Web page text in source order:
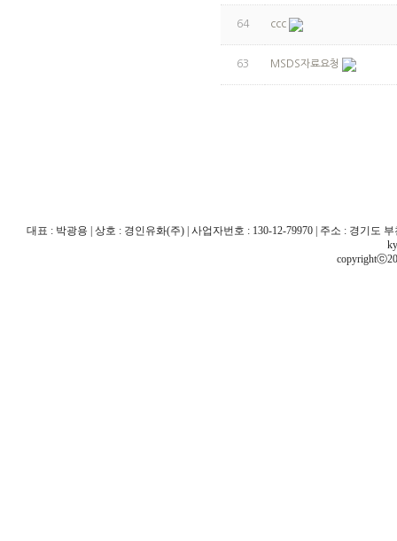
64 ccc
63 MSDS자료요청
대표 : 박광용 | 상호 : 경인유화(주) | 사업자번호 : 130-12-79970 | 주소 : 경기도